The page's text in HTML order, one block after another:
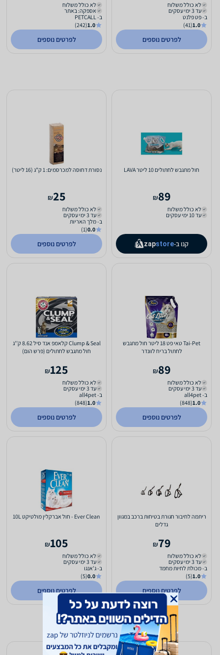
לא כולל משלוח
עד 3 ימי עסקים
ב- פט פלנט
1.0
(41)
לפרטים נוספים
לא כולל משלוח
אספקה: באתר
ב- PETCALL
1.0
(242)
לפרטים נוספים
חול מתגבש לחתולים 10 ליטר LAVA
89
₪
לא כולל משלוח
עד 10 ימי עסקים
קנו ב- zapstore
נסורת דחוסה למכרסמים: 1 ק"ג (16 ליטר)
25
₪
לא כולל משלוח
עד 3 ימי עסקים
ב- מלך האריות
0.0
(1)
לפרטים נוספים
Tai-Pet טאי פט 18 ליטר חול מתגבש
לחתול בריח לוונדר
89
₪
לא כולל משלוח
עד 3 ימי עסקים
ב- all4pet
1.0
(848)
לפרטים נוספים
Clump & Seal קלאמפ אנד סיל 8.62 ק''ג
חול מתגבש לחתולים (פרש הום)
125
₪
לא כולל משלוח
עד 3 ימי עסקים
ב- all4pet
1.0
(848)
לפרטים נוספים
ריתמה לחיבור חגורת בטיחות ברכב במגוון
גדלים
79
₪
לא כולל משלוח
עד 3 ימי עסקים
ב- מכולת לחיות מחמד
1.0
(5)
לפרטים נוספים
Ever Clean - חול אברקלין מולטיקט 10L
105
₪
לא כולל משלוח
עד 3 ימי עסקים
ב- ג'אנגו
0.0
(5)
לפרטים נוספים